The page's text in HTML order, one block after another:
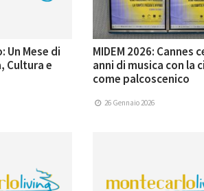
Un Mese di
Cultura e
MIDEM 2026: Cannes
anni di musica con la
come palcoscenico
26 Gennaio 2026